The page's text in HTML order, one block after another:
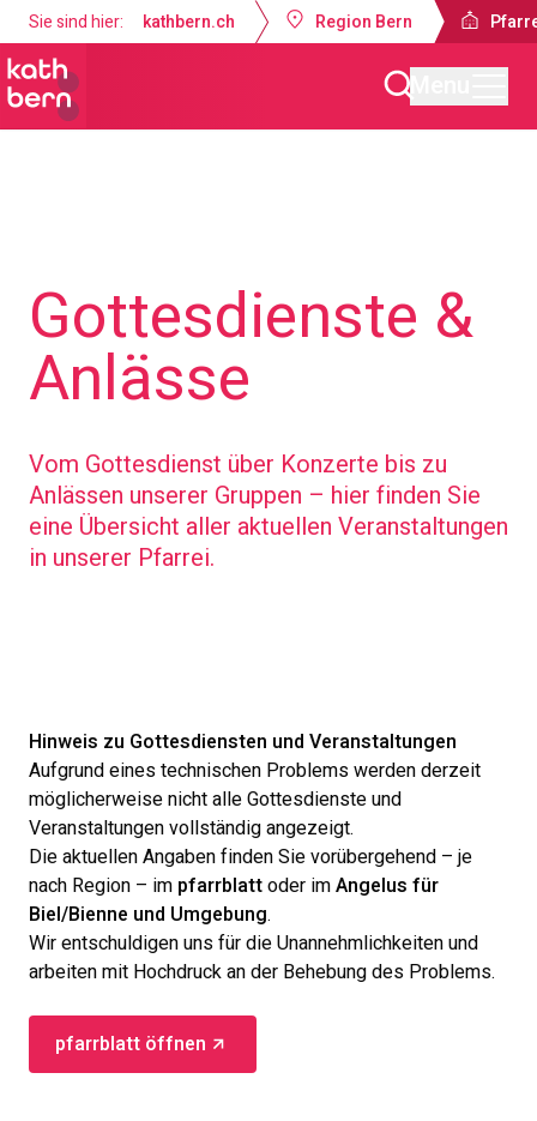
Sie sind hier: kathbern.ch Region Bern
Gottesdienste &
Anlässe
Vom Gottesdienst über Konzerte bis zu
Anlässen unserer Gruppen – hier finden Sie
eine Übersicht aller aktuellen Veranstaltungen
in unserer Pfarrei.
Hinweis zu Gottesdiensten und Veranstaltungen
Aufgrund eines technischen Problems werden derzeit
möglicherweise nicht alle Gottesdienste und
Veranstaltungen vollständig angezeigt.
Die aktuellen Angaben finden Sie vorübergehend – je
nach Region – im pfarrblattoder imAngelus für
Biel/Bienne und Umgebung.
Wir entschuldigen uns für die Unannehmlichkeiten und
arbeiten mit Hochdruck an der Behebung des Problems.
pfarrblatt öffnen